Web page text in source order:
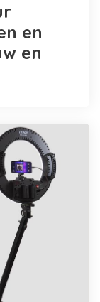
en
en